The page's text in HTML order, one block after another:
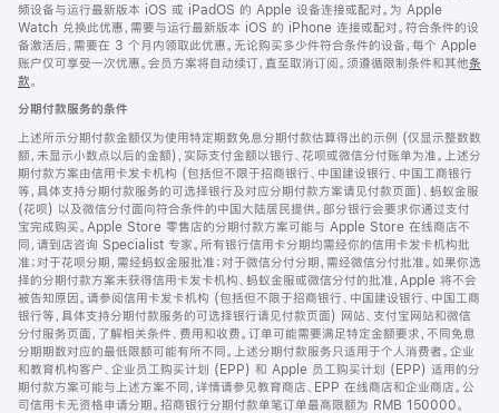
频设备与运行最新版本 iOS 或 iPadOS 的 Apple 设备连接或配对。为 Apple
Watch 兑换此优惠，需要与运行最新版本 iOS 的 iPhone 连接或配对。符合条件的设
备激活后，需要在 3 个月内领取此优惠。无论购买多少件符合条件的设备，每个 Apple
账户仅可享受一次优惠。会员方案将自动续订，直至取消订阅。须遵循限制条件和其他条
款。
窗
口
中
打
开)
分期付款服务的条件
上述所示分期付款金额仅为使用特定期数免息分期付款估算得出的示例 (仅显示整数数
额，未显示小数点以后的金额)，实际支付金额以银行、花呗或微信分付账单为准。上述分
期付款方案由信用卡发卡机构 (包括但不限于招商银行、中国建设银行、中国工商银行
等，具体支持分期付款服务的可选择银行及对应分期付款方案请见付款页面)、蚂蚁金服
(花呗) 以及微信分付面向符合条件的中国大陆居民提供。部分银行会要求你通过支付
宝完成购买。Apple Store 零售店的分期付款方案可能与 Apple Store 在线商店不
同，请到店咨询 Specialist 专家。所有银行信用卡分期均需经你的信用卡发卡机构批
准；对于花呗分期，需经蚂蚁金服批准；对于微信分付分期，需经微信分付批准。如果你选
择的分期付款方案未获得信用卡发卡机构、蚂蚁金服或微信分付的批准，Apple 将不会
被告知原因。请参阅信用卡发卡机构 (包括但不限于招商银行、中国建设银行、中国工商
银行等，具体支持分期付款服务的可选择银行请见付款页面) 网站、支付宝网站和微信
分付服务页面，了解相关条件、费用和收费。订单可能需要满足特定金额要求，不同免息
分期期数对应的最低限额可能有所不同。上述分期付款服务只适用于个人消费者。企业
和教育机构客户、企业员工购买计划 (EPP) 和 Apple 员工购买计划 (EPP) 适用的分
期付款方案可能与上述方案不同，详情请参见教育商店、EPP 在线商店和企业商店。公
司信用卡无资格申请分期。招商银行分期付款单笔订单最高限额为 RMB 150000。